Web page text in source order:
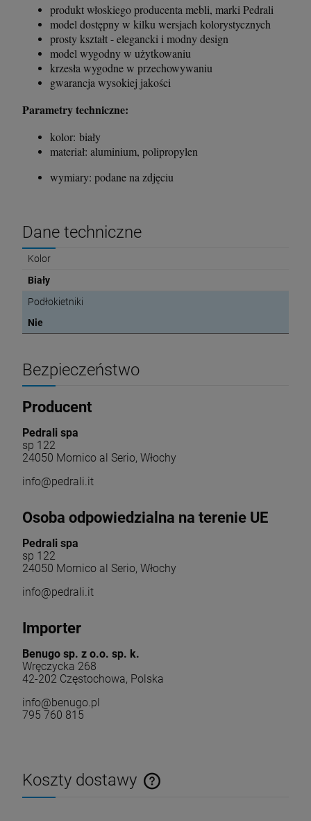
Stolik kawowy Oveo 46 cm antracytowy -
Ferne
379,00 zł
Krzesło Vanity Scab Design - transparentne
397,00 zł
produkt włoskiego producenta mebli, marki Pedrali
model dostępny w kilku wersjach kolorystycznych
prosty kształt - elegancki i modny design
model wygodny w użytkowaniu
krzesła wygodne w przechowywaniu
gwarancja wysokiej jakości
Parametry techniczne:
kolor: biały
materiał: aluminium, polipropylen
wymiary: podane na zdjęciu
Dane techniczne
Kolor
Biały
Podłokietniki
Nie
Bezpieczeństwo
Producent
Pedrali spa
sp 122
24050 Mornico al Serio, Włochy
info@pedrali.it
Osoba odpowiedzialna na terenie UE
Pedrali spa
sp 122
24050 Mornico al Serio, Włochy
info@pedrali.it
Importer
Benugo sp. z o.o. sp. k.
Wręczycka 268
42-202 Częstochowa, Polska
info@benugo.pl
795 760 815
Koszty dostawy
Cena nie zawiera ewentualnych kosztów płatności